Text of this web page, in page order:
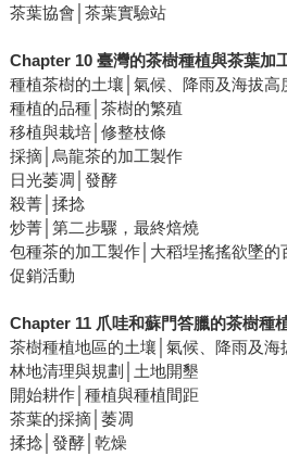
茶葉協會│茶葉實驗站
Chapter 10 臺灣的茶樹種植與茶葉加
種植茶樹的土壤│氣候、降雨及海拔高
種植的品種│茶樹的繁殖
移植與栽培│修整枝條
採摘│烏龍茶的加工製作
日光萎凋│發酵
殺菁│揉捻
炒菁│第二步驟，最終焙燒
包種茶的加工製作│大稻埕搖搖欲墜的
促銷活動
Chapter 11 爪哇和蘇門答臘的茶樹種
茶樹種植地區的土壤│氣候、降雨及海
林地清理與規劃│土地開墾
開始耕作│種植與種植間距
茶葉的採摘│萎凋
揉捻│發酵│乾燥